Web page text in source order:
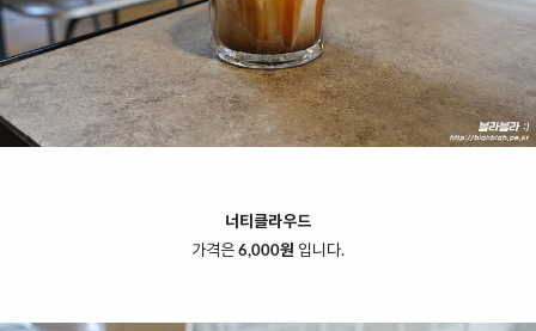
너티클라우드
가격은 6,000원 입니다.